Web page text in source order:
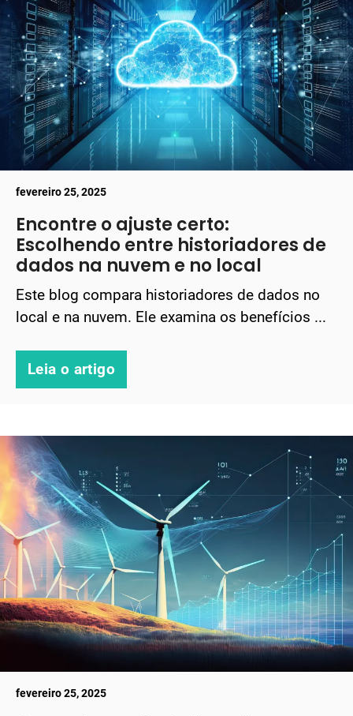
fevereiro 25, 2025
Encontre o ajuste certo:
Escolhendo entre historiadores de
dados na nuvem e no local
Este blog compara historiadores de dados no
local e na nuvem. Ele examina os benefícios ...
Leia o artigo
fevereiro 25, 2025